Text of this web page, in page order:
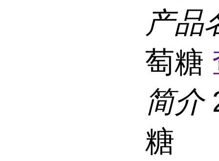
产品
萄糖
简介
糖